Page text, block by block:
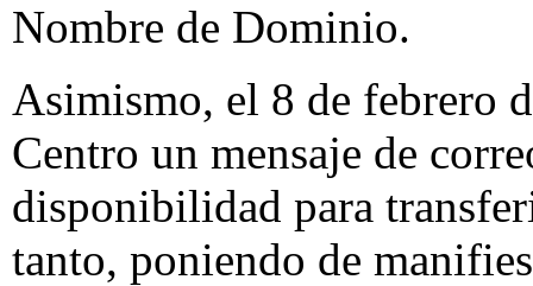
Nombre de Dominio.
Asimismo, el 8 de febrero
Centro un mensaje de
disponibilidad para
tanto, poniendo de